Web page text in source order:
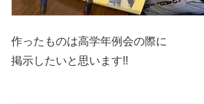
作ったものは高学年例会の際に
掲示したいと思います!!